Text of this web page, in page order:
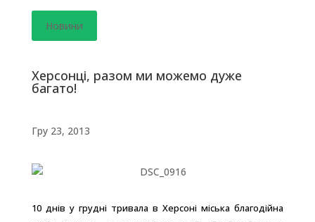
Новини
Херсонці, разом ми можемо дуже
багато!
Гру 23, 2013
10 днів у грудні тривала в Херсоні міська благодійна